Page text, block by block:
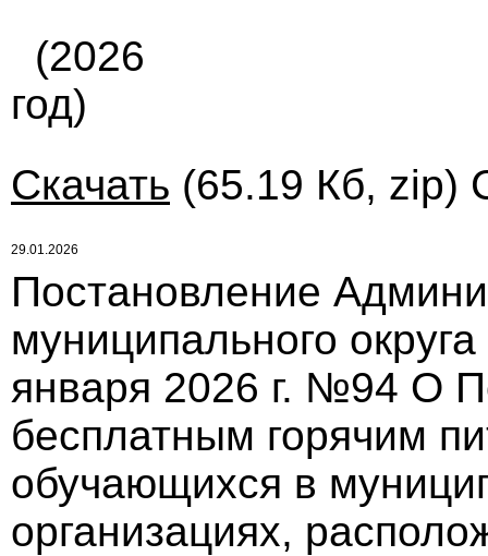
(2026
год)
Скачать (65.19 Кб, zip)
29.01.2026
Постановление
муниципального
января 2026 г. №94 О
бесплатным горячим
обучающихся в
организациях,